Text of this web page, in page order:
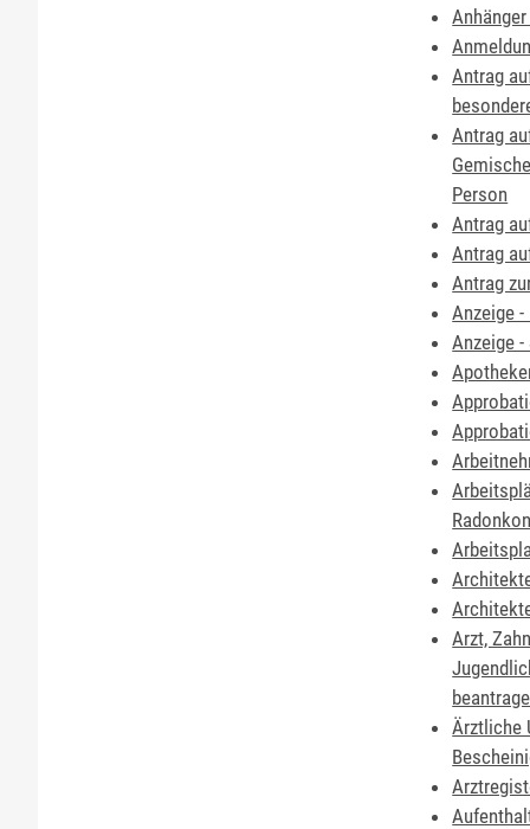
Antrag
Antrag
Person
Antrag
Antrag
Antrag
Anzeige
Anzeige
Arzt,
Ärztliche